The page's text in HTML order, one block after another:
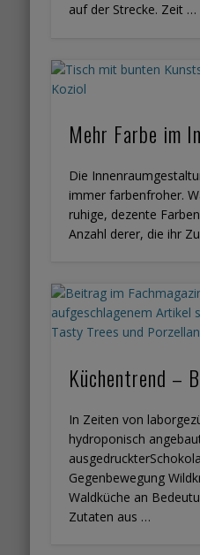
auf der Strecke. Zeit …
Mehr Farbe im
Die
immer farbenfroher.
ruhige, dezente
Anzahl derer, die ihr
Küchentrend –
In Zeiten von
hydroponisch
Gegenbewegung
Waldküche an
Zutaten aus …